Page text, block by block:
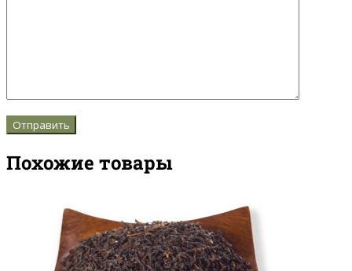
Похожие товары